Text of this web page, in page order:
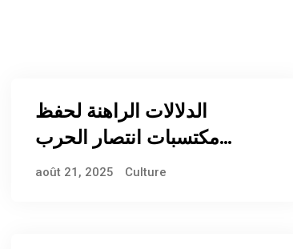
الدلالات الراهنة لحفظ
مكتسبات انتصار الحرب
العالمية الثانية والنظام الدولي
août 21, 2025 Culture